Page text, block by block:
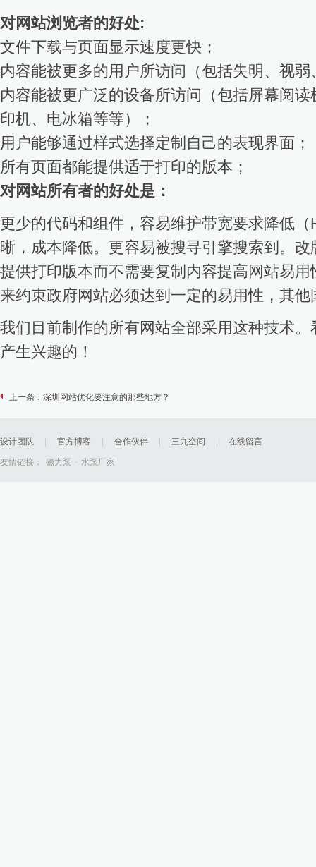
对网站浏览者的好处:
文件下载与页面显示速度更快；
内容能被更多的用户所访问（包括失明、视
内容能被更广泛的设备所访问（包括屏幕阅
印机、电冰箱等等）；
用户能够通过样式选择定制自己的表现界面；
所有页面都能提供适于打印的版本；
对网站所有者的好处是：
更少的代码和组件，容易维护带宽要求降低
晰，成本降低。更容易被搜寻引擎搜索到。
提供打印版本而不需要复制内容提高网站易
来约束政府网站必须达到一定的易用性，其
我们目前制作的所有网站全部采用这种技术
产生兴趣的！
上一条： 深圳网站优化要注意的那些地方？
设计团队 官方博客 合作伙伴 三九空间 在线留言
友情链接： 磁力泵 - 水泵厂家